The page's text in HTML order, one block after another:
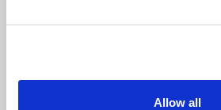
Allow all